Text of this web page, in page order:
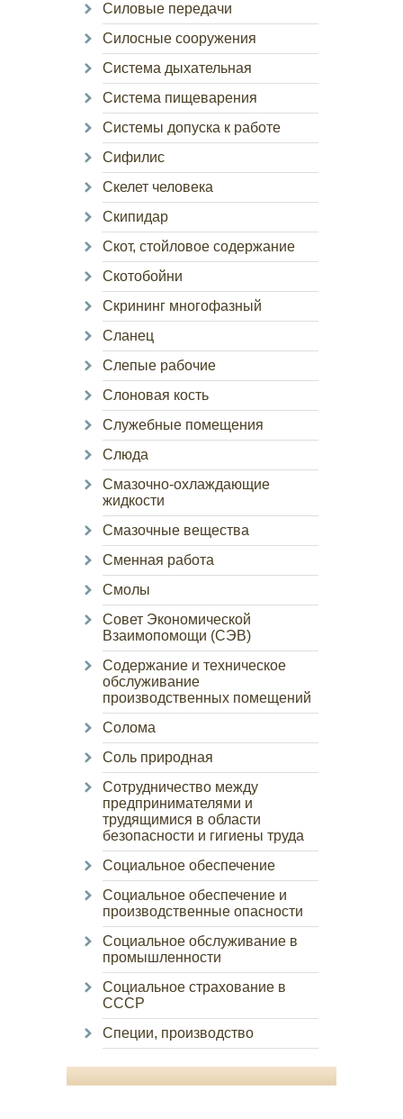
Силовые передачи
Силосные сооружения
Система дыхательная
Система пищеварения
Системы допуска к работе
Сифилис
Скелет человека
Скипидар
Скот, стойловое содержание
Скотобойни
Скрининг многофазный
Сланец
Слепые рабочие
Слоновая кость
Служебные помещения
Слюда
Смазочно-охлаждающие
жидкости
Смазочные вещества
Сменная работа
Смолы
Совет Экономической
Взаимопомощи (СЭВ)
Содержание и техническое
обслуживание
производственных помещений
Солома
Соль природная
Сотрудничество между
предпринимателями и
трудящимися в области
безопасности и гигиены труда
Социальное обеспечение
Социальное обеспечение и
производственные опасности
Социальное обслуживание в
промышленности
Социальное страхование в
СССР
Специи, производство